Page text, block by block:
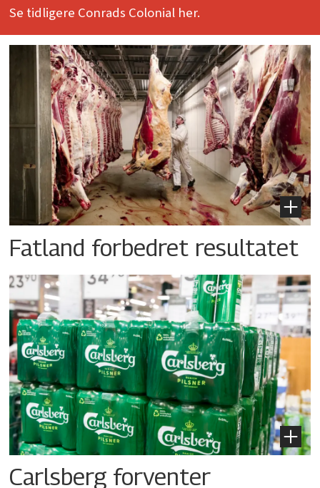
Se tidligere Conrads Colonial her.
Fatland forbedret resultatet
Carlsberg forventer